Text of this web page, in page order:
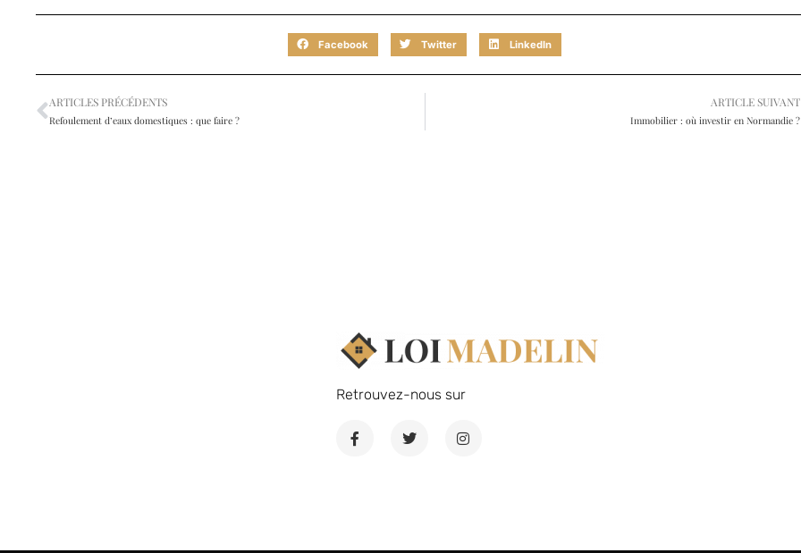
Facebook Twitter LinkedIn
ARTICLES PRÉCÉDENTS
Refoulement d’eaux domestiques : que faire ?
ARTICLE SUIVANT
Immobilier : où investir en Normandie ?
Retrouvez-nous sur